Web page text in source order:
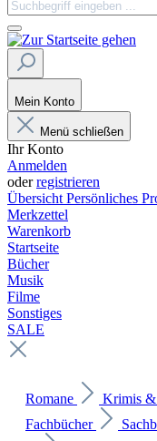
Mein Konto
Menü schließen
Ihr Konto
Anmelden
oderregistrieren
Übersicht Persönliches
Merkzettel
Warenkorb
Startseite
Bücher
Musik
Filme
Sonstiges
SALE
Romane Krimis
Fachbücher